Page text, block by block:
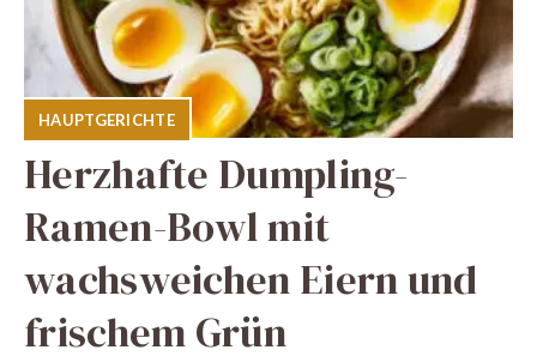
HAUPTGERICHTE
Herzhafte Dumpling-
Ramen-Bowl mit
wachsweichen Eiern und
frischem Grün